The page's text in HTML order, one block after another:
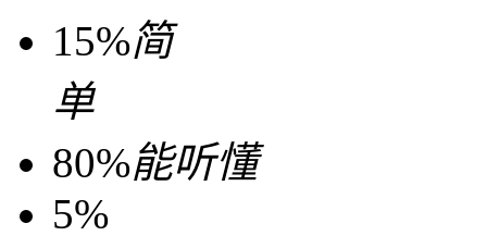
15%简
单
80%能听懂
5%